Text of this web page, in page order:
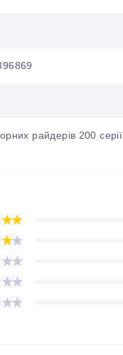
райдерів 200 серії